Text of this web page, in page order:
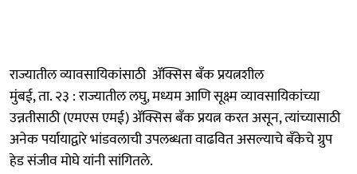
राज्यातील व्यावसायिकांसाठी ॲक्सिस बँक प्रयत्नशील
मुंबई, ता. २३ : राज्यातील लघु, मध्यम आणि सूक्ष्म व्यावसायिकांच्या
उन्नतीसाठी (एमएस एमई) ॲक्सिस बँक प्रयत्न करत असून, त्यांच्यासाठी
अनेक पर्यायाद्वारे भांडवलाची उपलब्धता वाढवित असल्याचे बँकेचे ग्रुप
हेड संजीव मोघे यांनी सांगितले.